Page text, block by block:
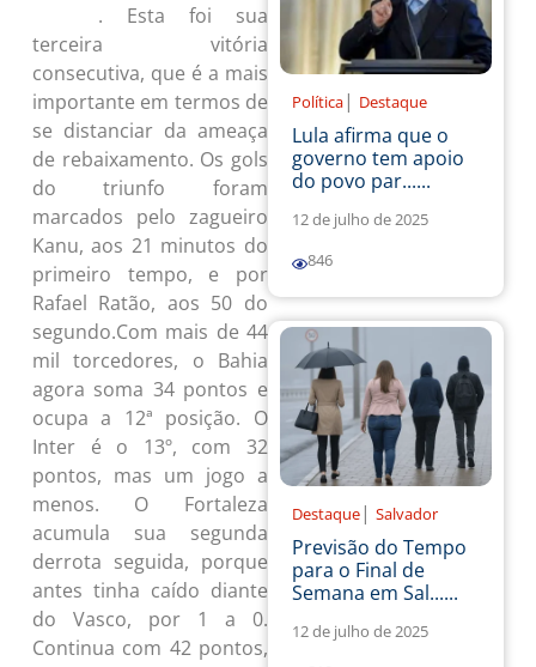
. Esta foi sua
terceira vitória
consecutiva, que é a mais
importante em termos de
se distanciar da ameaça
de rebaixamento. Os gols
do triunfo foram
marcados pelo zagueiro
Kanu, aos 21 minutos do
primeiro tempo, e por
Rafael Ratão, aos 50 do
segundo.Com mais de 44
mil torcedores, o Bahia
agora soma 34 pontos e
ocupa a 12ª posição. O
Inter é o 13º, com 32
pontos, mas um jogo a
menos. O Fortaleza
acumula sua segunda
derrota seguida, porque
antes tinha caído diante
do Vasco, por 1 a 0.
Continua com 42 pontos,
Política | Destaque
Lula afirma que o
governo tem apoio
do povo par......
12 de julho de 2025
846
Destaque | Salvador
Previsão do Tempo
para o Final de
Semana em Sal......
12 de julho de 2025